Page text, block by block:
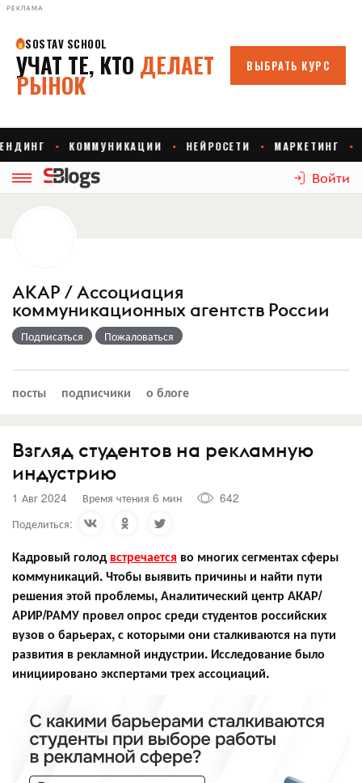
РЕКЛАМА
Войти
АКАР / Ассоциация
коммуникационных агентств России
Подписаться Пожаловаться
посты подписчики о блоге
Взгляд студентов на рекламную
индустрию
1 Авг 2024 Время чтения 6 мин
642
Поделиться:
Кадровый голод встречается во многих сегментах сферы
коммуникаций. Чтобы выявить причины и найти пути
решения этой проблемы, Аналитический центр АКАР/
АРИР/РАМУ провел опрос среди студентов российских
вузов о барьерах, с которыми они сталкиваются на пути
развития в рекламной индустрии. Исследование было
инициировано экспертами трех ассоциаций.